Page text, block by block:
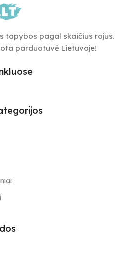
tapybos pagal skaičius rojus.
parduotuvė Lietuvoje!